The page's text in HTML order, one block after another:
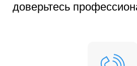
доверьтесь